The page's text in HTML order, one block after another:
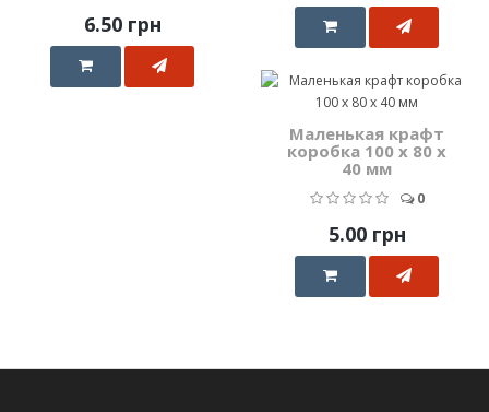
6.50 грн
Маленькая крафт
коробка 100 х 80 х
40 мм
0
5.00 грн